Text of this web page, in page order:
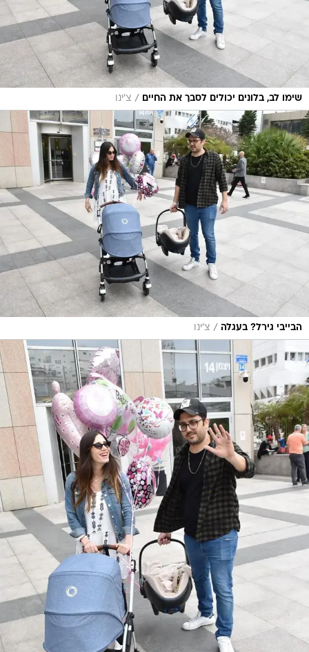
שימו לב, בלונים יכולים לסבך את החיים / צ'ינו
הבייבי גירל? בעגלה / צ'ינו